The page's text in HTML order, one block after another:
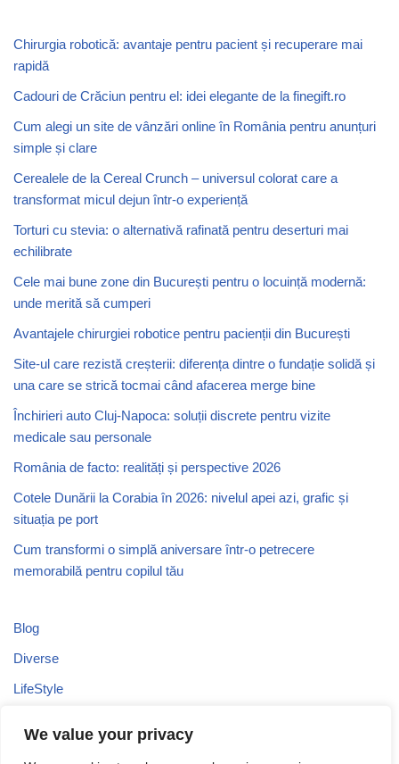
We value your privacy
Chirurgia robotică: avantaje pentru pacient și recuperare mai
rapidă
Cadouri de Crăciun pentru el: idei elegante de la finegift.ro
Cum alegi un site de vânzări online în România pentru anunțuri
simple și clare
Cerealele de la Cereal Crunch – universul colorat care a
transformat micul dejun într-o experiență
Torturi cu stevia: o alternativă rafinată pentru deserturi mai
echilibrate
Cele mai bune zone din București pentru o locuință modernă:
unde merită să cumperi
Avantajele chirurgiei robotice pentru pacienții din București
Site-ul care rezistă creșterii: diferența dintre o fundație solidă și
una care se strică tocmai când afacerea merge bine
Închirieri auto Cluj-Napoca: soluții discrete pentru vizite
medicale sau personale
România de facto: realități și perspective 2026
Cotele Dunării la Corabia în 2026: nivelul apei azi, grafic și
situația pe port
Cum transformi o simplă aniversare într-o petrecere
memorabilă pentru copilul tău
Blog
Diverse
LifeStyle